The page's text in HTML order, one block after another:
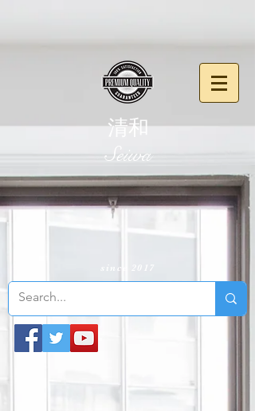
清和
​Seiwa
since 2017